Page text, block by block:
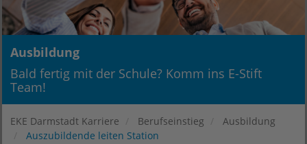
Ausbildung
Bald fertig mit der Schule? Komm ins E-Stift
Team!
EKE Darmstadt Karriere Berufseinstieg
Ausbildung
Auszubildende leiten Station